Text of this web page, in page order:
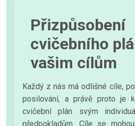
Přizpůsobení
cvičebního
vašim cílům
Každý z nás má odlišné cíle,
posilování, a právě proto je
cvičební plán svým
předpokladům. Cíle se